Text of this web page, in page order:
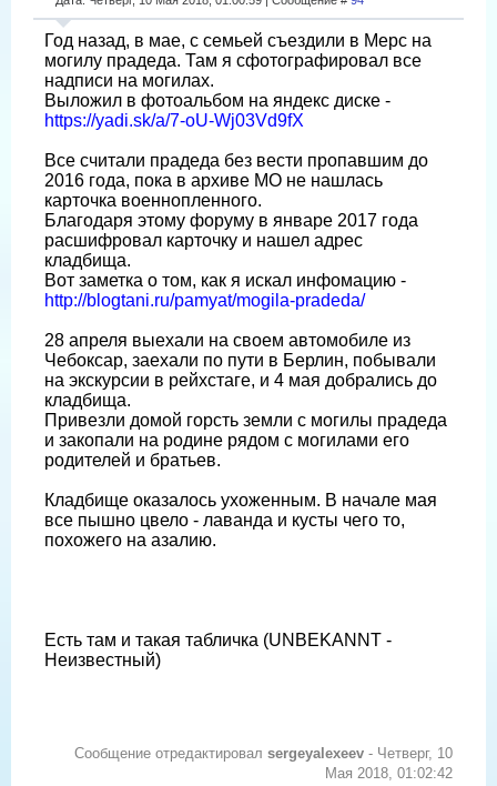
Год назад, в мае, с семьей съездили в Мерс на
могилу прадеда. Там я сфотографировал все
надписи на могилах.
Выложил в фотоальбом на яндекс диске -
https://yadi.sk/a/7-oU-Wj03Vd9fX
Все считали прадеда без вести пропавшим до
2016 года, пока в архиве МО не нашлась
карточка военнопленного.
Благодаря этому форуму в январе 2017 года
расшифровал карточку и нашел адрес
кладбища.
Вот заметка о том, как я искал инфомацию -
http://blogtani.ru/pamyat/mogila-pradeda/
28 апреля выехали на своем автомобиле из
Чебоксар, заехали по пути в Берлин, побывали
на экскурсии в рейхстаге, и 4 мая добрались до
кладбища.
Привезли домой горсть земли с могилы прадеда
и закопали на родине рядом с могилами его
родителей и братьев.
Кладбище оказалось ухоженным. В начале мая
все пышно цвело - лаванда и кусты чего то,
похожего на азалию.
Есть там и такая табличка (UNBEKANNT -
Неизвестный)
Сообщение отредактировал sergeyalexeev - Четверг, 10
Мая 2018, 01:02:42